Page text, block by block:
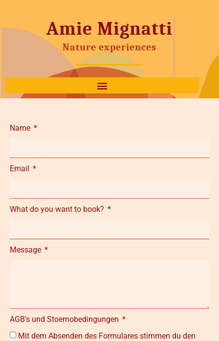
Amie Mignatti
Nature experiences
Name
Email
What do you want to book?
Message
AGB's und Stoernobedingungen
Mit dem Absenden des Formulares stimmen du den